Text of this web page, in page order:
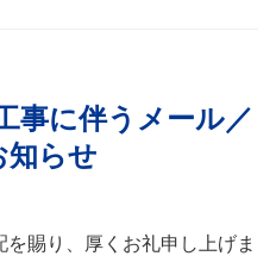
事に伴うメール／
知らせ
賜り、厚くお礼申し上げま